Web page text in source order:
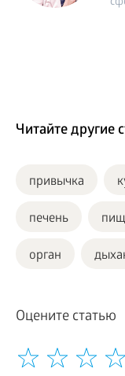
Читайте другие
привычка
печень
орган
Оцените статью